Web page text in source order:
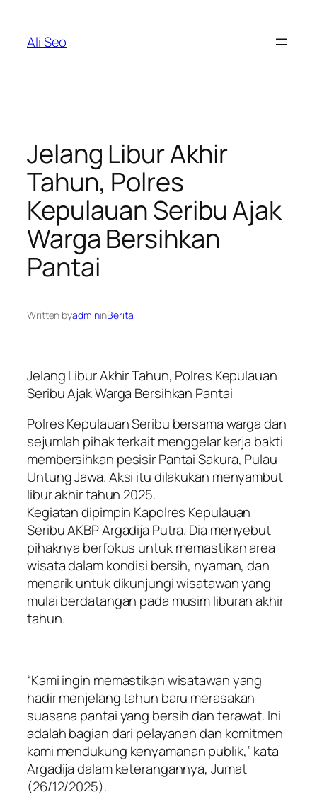
content
Ali Seo
Jelang Libur Akhir
Tahun, Polres
Kepulauan Seribu Ajak
Warga Bersihkan
Pantai
Written byadmininBerita
Jelang Libur Akhir Tahun, Polres Kepulauan
Seribu Ajak Warga Bersihkan Pantai
Polres Kepulauan Seribu bersama warga dan
sejumlah pihak terkait menggelar kerja bakti
membersihkan pesisir Pantai Sakura, Pulau
Untung Jawa. Aksi itu dilakukan menyambut
libur akhir tahun 2025.
Kegiatan dipimpin Kapolres Kepulauan
Seribu AKBP Argadija Putra. Dia menyebut
pihaknya berfokus untuk memastikan area
wisata dalam kondisi bersih, nyaman, dan
menarik untuk dikunjungi wisatawan yang
mulai berdatangan pada musim liburan akhir
tahun.
“Kami ingin memastikan wisatawan yang
hadir menjelang tahun baru merasakan
suasana pantai yang bersih dan terawat. Ini
adalah bagian dari pelayanan dan komitmen
kami mendukung kenyamanan publik,” kata
Argadija dalam keterangannya, Jumat
(26/12/2025).